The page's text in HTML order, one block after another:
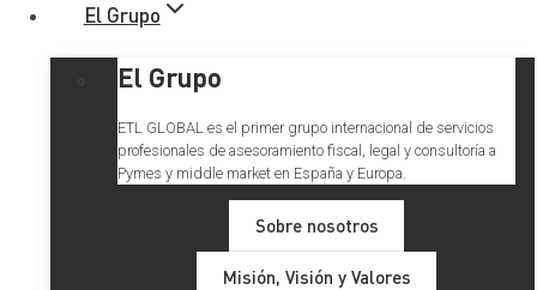
El Grupo
El Grupo
ETL GLOBAL es el primer grupo internacional de servicios
profesionales de asesoramiento fiscal, legal y consultoría a
Pymes y middle market en España y Europa.
Sobre nosotros
Misión, Visión y Valores